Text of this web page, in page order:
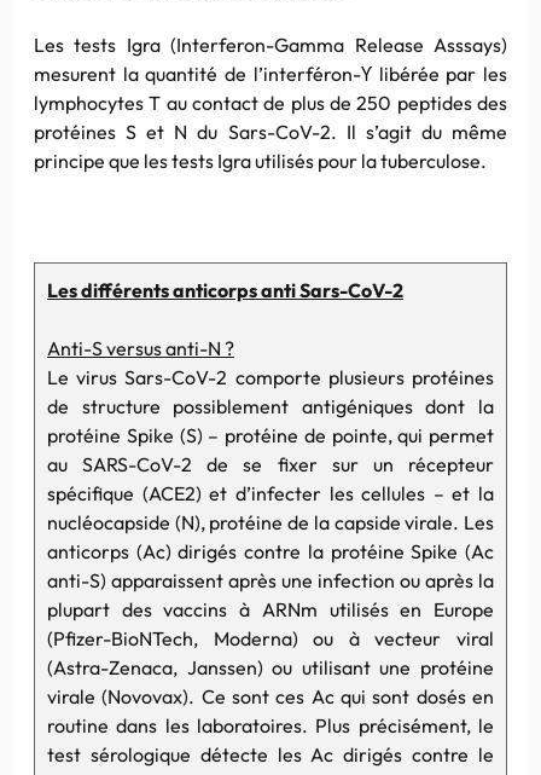
Les tests Igra (Interferon-Gamma Release Asssays)
mesurent la quantité de l’interféron-ϒ libérée par les
lymphocytes T au contact de plus de 250 peptides des
protéines S et N du Sars-CoV-2. Il s’agit du même
principe que les tests Igra utilisés pour la tuberculose.
Les différents anticorps anti Sars-CoV-2
Anti-S versus anti-N ?
Le virus Sars-CoV-2 comporte plusieurs protéines
de structure possiblement antigéniques dont la
protéine Spike (S) – protéine de pointe, qui permet
au SARS-CoV-2 de se fixer sur un récepteur
spécifique (ACE2) et d’infecter les cellules – et la
nucléocapside (N), protéine de la capside virale. Les
anticorps (Ac) dirigés contre la protéine Spike (Ac
anti-S) apparaissent après une infection ou après la
plupart des vaccins à ARNm utilisés en Europe
(Pfizer-BioNTech, Moderna) ou à vecteur viral
(Astra-Zenaca, Janssen) ou utilisant une protéine
virale (Novovax). Ce sont ces Ac qui sont dosés en
routine dans les laboratoires. Plus précisément, le
test sérologique détecte les Ac dirigés contre le